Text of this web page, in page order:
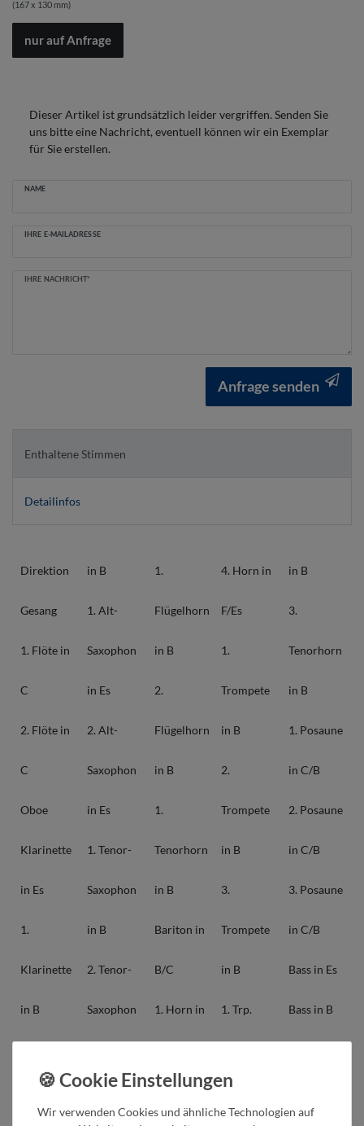
(167 x 130 mm)
nur auf Anfrage
Dieser Artikel ist grundsätzlich leider vergriffen. Senden Sie
uns bitte eine Nachricht, eventuell können wir ein Exemplar
für Sie erstellen.
NAME
IHRE E-MAILADRESSE
IHRE NACHRICHT*
Ceres::Template.mailFormHoneypotLabel
Anfrage senden
Enthaltene Stimmen
Detailinfos
Direktion
Gesang
1. Flöte in
C
2. Flöte in
C
Oboe
Klarinette
in Es
1.
Klarinette
in B
Klarinette
in B
1. Alt-
Saxophon
in Es
2. Alt-
Saxophon
in Es
1. Tenor-
Saxophon
in B
2. Tenor-
Saxophon
Bariton-
1.
Flügelhorn
in B
2.
Flügelhorn
in B
1.
Tenorhorn
in B
Bariton in
B/C
1. Horn in
2. Horn in
4. Horn in
F/Es
1.
Trompete
in B
2.
Trompete
in B
3.
Trompete
in B
1. Trp.
2. Trp.
in B
3.
Tenorhorn
in B
1. Posaune
in C/B
2. Posaune
in C/B
3. Posaune
in C/B
Bass in Es
Bass in B
Wir verwenden Cookies und ähnliche Technologien auf